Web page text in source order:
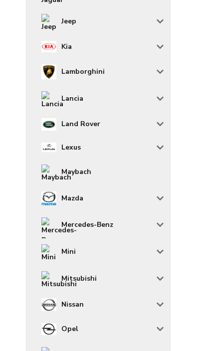
Jeep
Kia
Lamborghini
Lancia
Land Rover
Lexus
Maybach
Mazda
Mercedes-Benz
Mini
Mitsubishi
Nissan
Opel